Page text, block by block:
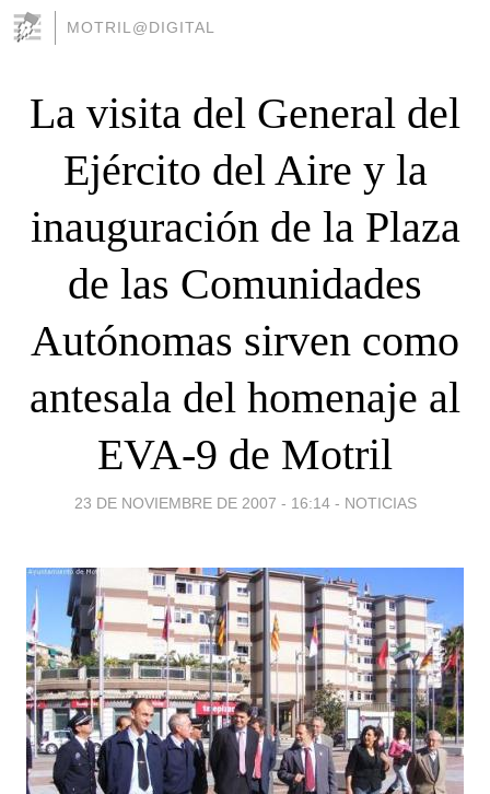
MOTRIL@DIGITAL
La visita del General del
Ejército del Aire y la
inauguración de la Plaza
de las Comunidades
Autónomas sirven como
antesala del homenaje al
EVA-9 de Motril
23 DE NOVIEMBRE DE 2007 - 16:14 - NOTICIAS